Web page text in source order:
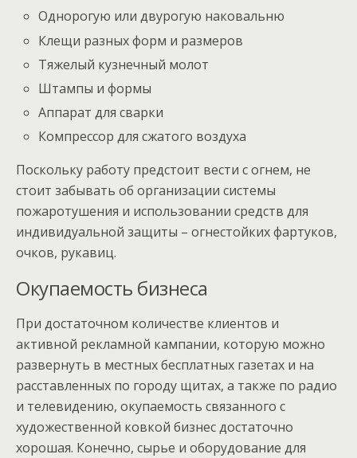
Однорогую или двурогую наковальню
Клещи разных форм и размеров
Тяжелый кузнечный молот
Штампы и формы
Аппарат для сварки
Компрессор для сжатого воздуха
Поскольку работу предстоит вести с огнем, не
стоит забывать об организации системы
пожаротушения и использовании средств для
индивидуальной защиты – огнестойких фартуков,
очков, рукавиц.
Окупаемость бизнеса
При достаточном количестве клиентов и
активной рекламной кампании, которую можно
развернуть в местных бесплатных газетах и на
расставленных по городу щитах, а также по радио
и телевидению, окупаемость связанного с
художественной ковкой бизнес достаточно
хорошая. Конечно, сырье и оборудование для